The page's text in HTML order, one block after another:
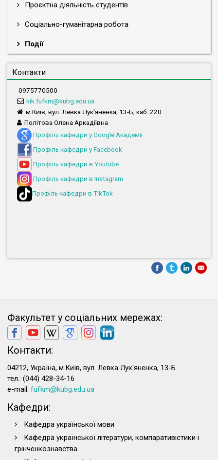
Проєктна діяльність студентів
Соціально-гуманітарна робота
Події
Контакти
0975770500
kik.fufkm@kubg.edu.ua
м.Київ, вул. Левка Лук'яненка, 13-Б, каб. 220
Політова Олена Аркадіївна
Профіль кафедри у Google Академії
Профіль кафедри у Facebook
Профіль кафедри в Youtube
Профіль кафедри в Instagram
Профіль кафедри в TikTok
Факультет у соціальних мережах:
Контакти:
04212, Україна, м.Київ, вул. Левка Лук'яненка, 13-Б
тел.: (044) 428-34-16
e-mail: fufkm@kubg.edu.ua
Кафедри:
Кафедра української мови
Кафедра української літератури, компаративістики і
грінченкознавства